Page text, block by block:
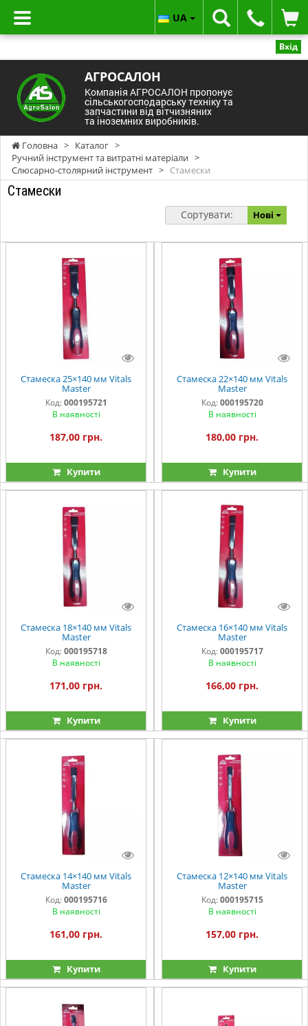
Вхід
АГРОСАЛОН
Компанія АГРОСАЛОН пропонує
сільськогосподарську техніку та
запчастини від вітчизняних
та іноземних виробників.
UA
Головна > Каталог >
Ручний інструмент та витратні матеріали >
Слюсарно-столярний інструмент > Стамески
Стамески
Сортувати: Нові
Стамеска 25×140 мм Vitals
Master
Код: 000195721
В наявності
187,00 грн.
Купити
Стамеска 22×140 мм Vitals
Master
Код: 000195720
В наявності
180,00 грн.
Купити
Стамеска 18×140 мм Vitals
Master
Код: 000195718
В наявності
171,00 грн.
Купити
Стамеска 16×140 мм Vitals
Master
Код: 000195717
В наявності
166,00 грн.
Купити
Стамеска 14×140 мм Vitals
Master
Код: 000195716
В наявності
161,00 грн.
Купити
Стамеска 12×140 мм Vitals
Master
Код: 000195715
В наявності
157,00 грн.
Купити